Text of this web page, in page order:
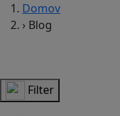
Domov
› Blog
Filter